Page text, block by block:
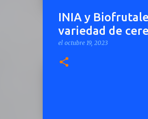
INIA y
variedad de
el octubre 19, 2023